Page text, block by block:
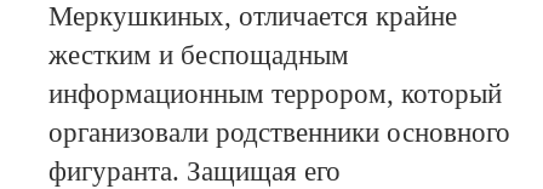
Меркушкиных, отличается крайне
жестким и беспощадным
информационным террором, который
организовали родственники основного
фигуранта. Защищая его